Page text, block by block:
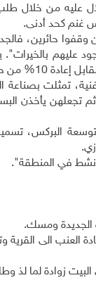
من خلال طلب
غنم كحد أدنى.
وقفوا حائرين،
عليهم بالخيرات".
للجمعية.
تمثلت
تجعلهن يأخذن
الى 200 رأس غنم من
في المنطقة".
الجديدة ومسك.
العنب الى القرية
زوادة لما لذ